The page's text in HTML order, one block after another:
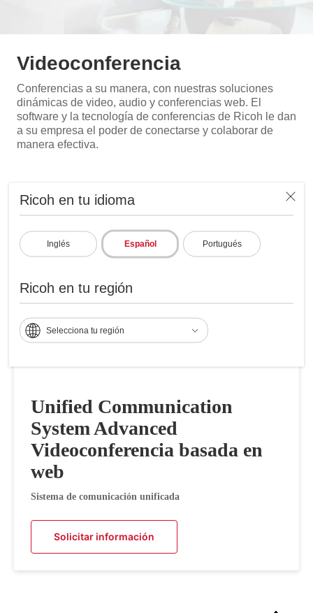
Ricoh en tu idioma
Inglés Español Portugués
Ricoh en tu región
Selecciona tu región
Videoconferencia
Conferencias a su manera, con nuestras soluciones
dinámicas de video, audio y conferencias web. El
software y la tecnología de conferencias de Ricoh le dan
a su empresa el poder de conectarse y colaborar de
manera efectiva.
Borrar filtros 1 resultados
Unified Communication
System Advanced
Videoconferencia basada en
web
Sistema de comunicación unificada
Solicitar información